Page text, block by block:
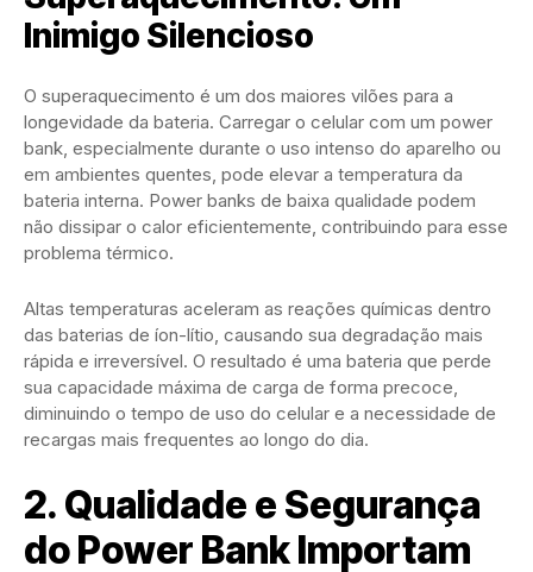
Inimigo Silencioso
O superaquecimento é um dos maiores vilões para a
longevidade da bateria. Carregar o celular com um power
bank, especialmente durante o uso intenso do aparelho ou
em ambientes quentes, pode elevar a temperatura da
bateria interna. Power banks de baixa qualidade podem
não dissipar o calor eficientemente, contribuindo para esse
problema térmico.
Altas temperaturas aceleram as reações químicas dentro
das baterias de íon-lítio, causando sua degradação mais
rápida e irreversível. O resultado é uma bateria que perde
sua capacidade máxima de carga de forma precoce,
diminuindo o tempo de uso do celular e a necessidade de
recargas mais frequentes ao longo do dia.
2. Qualidade e Segurança
do Power Bank Importam